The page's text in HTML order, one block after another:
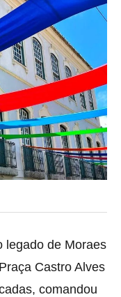
legado de Moraes
Castro Alves
comandou